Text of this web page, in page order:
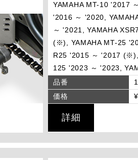
YAMAHA MT-10 '2017
'2016 ～ '2020,
～ '2021, YAMAHA
(※), YAMAHA MT-25
R25 '2015 ～ '2017 (※),
125 '2023 ～ '2023,
品番
価格
詳細